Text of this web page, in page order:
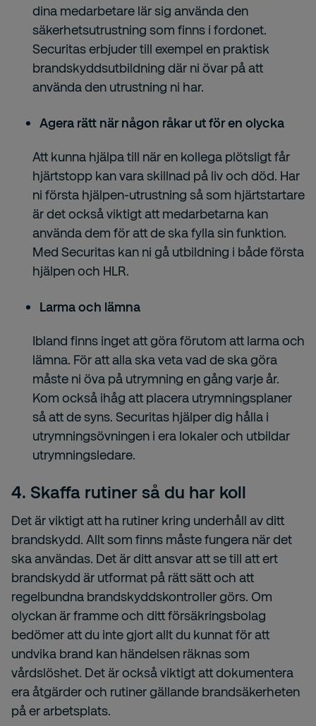
dina medarbetare lär sig använda den
säkerhetsutrustning som finns i fordonet.
Securitas erbjuder till exempel en praktisk
brandskyddsutbildning där ni övar på att
använda den utrustning ni har.
Agera rätt när någon råkar ut för en olycka
Att kunna hjälpa till när en kollega plötsligt får
hjärtstopp kan vara skillnad på liv och död. Har
ni första hjälpen-utrustning så som hjärtstartare
är det också viktigt att medarbetarna kan
använda dem för att de ska fylla sin funktion.
Med Securitas kan ni gå utbildning i både första
hjälpen och HLR.
Larma och lämna
Ibland finns inget att göra förutom att larma och
lämna. För att alla ska veta vad de ska göra
måste ni öva på utrymning en gång varje år.
Kom också ihåg att placera utrymningsplaner
så att de syns. Securitas hjälper dig hålla i
utrymningsövningen i era lokaler och utbildar
utrymningsledare.
4. Skaffa rutiner så du har koll
Det är viktigt att ha rutiner kring underhåll av ditt
brandskydd. Allt som finns måste fungera när det
ska användas. Det är ditt ansvar att se till att ert
brandskydd är utformat på rätt sätt och att
regelbundna brandskyddskontroller görs. Om
olyckan är framme och ditt försäkringsbolag
bedömer att du inte gjort allt du kunnat för att
undvika brand kan händelsen räknas som
vårdslöshet. Det är också viktigt att dokumentera
era åtgärder och rutiner gällande brandsäkerheten
på er arbetsplats.